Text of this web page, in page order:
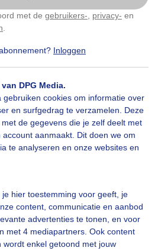
met de gebruikers- privacy- en
Inloggen
DPG Media.
gebruiken cookies om informatie over
en surfgedrag te verzamelen. Deze
de gegevens die je zelf deelt met
aanmaakt. Dit doen we om
te analyseren en onze websites en
hier toestemming voor geeft, je
content, communicatie en aanbod
advertenties te tonen, en voor
met 4 mediapartners. Ook content
enkel getoond met jouw
de sneeuw
geduld aub...
dit aan te passen